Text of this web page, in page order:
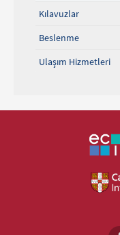
Kılavuzlar
Beslenme
Ulaşım Hizmetleri